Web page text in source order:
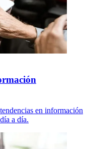
en información
a día.